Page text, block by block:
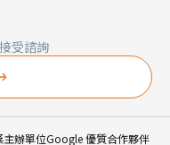
受諮詢
主辦單位Google 優質合作夥伴